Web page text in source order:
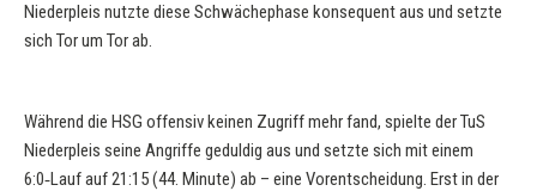
Niederpleis nutzte diese Schwächephase konsequent aus und setzte
sich Tor um Tor ab.
Während die HSG offensiv keinen Zugriff mehr fand, spielte der TuS
Niederpleis seine Angriffe geduldig aus und setzte sich mit einem
6:0‑Lauf auf 21:15 (44. Minute) ab – eine Vorentscheidung. Erst in der